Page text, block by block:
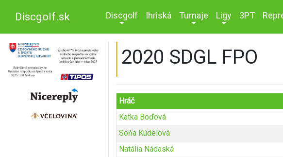
Discgolf.sk Discgolf Ihriská Turnaje Ligy 3PT
2020 SDGL FPO
Hráč
Katka Boďová
Soňa Kúdelová
Natália Nádaská